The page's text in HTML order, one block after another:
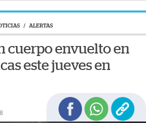
/ ALERTAS
cuerpo envuelto en
este jueves en